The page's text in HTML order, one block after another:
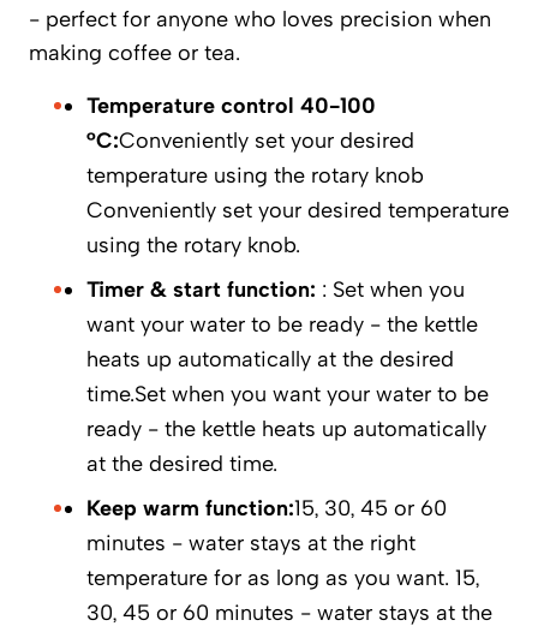
- perfect for anyone who loves precision when
making coffee or tea.
Temperature control 40-100
°C:Conveniently set your desired
temperature using the rotary knob
Conveniently set your desired temperature
using the rotary knob.
Timer & start function: : Set when you
want your water to be ready - the kettle
heats up automatically at the desired
time.Set when you want your water to be
ready - the kettle heats up automatically
at the desired time.
Keep warm function:15, 30, 45 or 60
minutes - water stays at the right
temperature for as long as you want. 15,
30, 45 or 60 minutes - water stays at the